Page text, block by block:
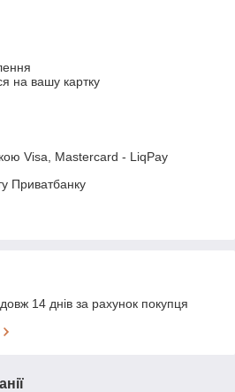
на вашу картку
Visa, Mastercard - LiqPay
Приватбанку
14 днів за рахунок покупця